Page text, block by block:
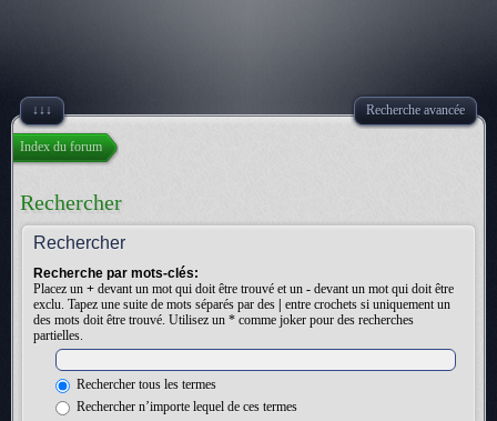
↓↓↓ Recherche avancée
Index du forum
Rechercher
Rechercher
Recherche par mots-clés:
Placez un + devant un mot qui doit être trouvé et un - devant un mot qui doit être
exclu. Tapez une suite de mots séparés par des
entre crochets si uniquement un
des mots doit être trouvé. Utilisez un * comme joker pour des recherches
partielles.
Rechercher tous les termes
Rechercher n’importe lequel de ces termes